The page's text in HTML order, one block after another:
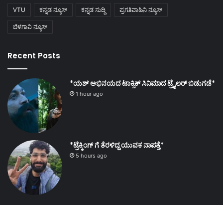
VTU ಕನ್ನಡ ನ್ಯೂಸ್ ಕನ್ನಡ ಸುದ್ದಿ ಪ್ರಗತಿವಾಹಿನಿ ನ್ಯೂಸ್
ಬೆಳಗಾವಿ ನ್ಯೂಸ್
Recent Posts
*ಯಶ್ ಅಭಿನಯದ ಟಾಕ್ಸಿಕ್ ಸಿನಿಮಾದ ಟ್ರೈಲರ್ ಬಿಡುಗಡೆ*
1 hour ago
*ಟ್ರೆಕ್ಕಿಂಗ್ ಗೆ ತೆರಳಿದ್ದ ಯುವಕ ನಾಪತ್ತೆ*
5 hours ago